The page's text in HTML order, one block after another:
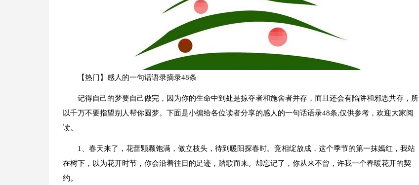
【热门】感人的一句话语录摘录48条
记得自己的梦要自己做完，因为你的生命中到处是掠夺者和施舍者并存，而且还会有陷阱和邪恶共存，所
以千万不要指望别人帮你圆梦。下面是小编给各位读者分享的感人的一句话语录48条,仅供参考，欢迎大家阅
读。
1、春天来了，花蕾颗颗饱满，傲立枝头，待到暖阳探春时。竞相绽放成，这个季节的第一抹嫣红，我站
在树下，以为花开时节，你会沿着往日的足迹，踏歌而来。却忘记了，你从来不曾，许我一个春暖花开的契
约。